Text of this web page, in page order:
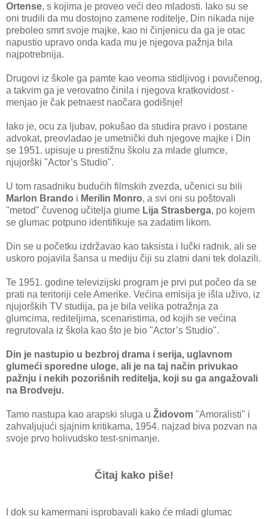
Ortense, s kojima je proveo veći deo mladosti. Iako su se
oni trudili da mu dostojno zamene roditelje, Din nikada nije
preboleo smrt svoje majke, kao ni činjenicu da ga je otac
napustio upravo onda kada mu je njegova pažnja bila
najpotrebnija.
Drugovi iz škole ga pamte kao veoma stidljivog i povučenog,
a takvim ga je verovatno činila i njegova kratkovidost -
menjao je čak petnaest naočara godišnje!
Iako je, ocu za ljubav, pokušao da studira pravo i postane
advokat, preovladao je umetnički duh njegove majke i Din
se 1951. upisuje u prestižnu školu za mlade glumce,
njujorški "Actor’s Studio".
U tom rasadniku budućih filmskih zvezda, učenici su bili
Marlon Brando i Merilin Monro, a svi oni su poštovali
"metod" čuvenog učitelja giume Lija Strasberga, po kojem
se glumac potpuno identifikuje sa zadatim likom.
Din se u početku izdržavao kao taksista i lučki radnik, ali se
uskoro pojavila šansa u mediju čiji su zlatni dani tek dolazili.
Te 1951. godine televizijski program je prvi put počeo da se
prati na teritoriji cele Amerike. Većina emisija je išla uživo, iz
njujorških TV studija, pa je bila velika potražnja za
glumcima, rediteljima, scenaristima, od kojih se većina
regrutovala iz škola kao što je bio "Actor’s Studio".
Din je nastupio u bezbroj drama i serija, uglavnom
glumeći sporedne uloge, ali je na taj način privukao
pažnju i nekih pozorišnih reditelja, koji su ga angažovali
na Brodveju.
Tamo nastupa kao arapski sluga u Židovom "Amoralisti" i
zahvaljujući sjajnim kritikama, 1954. najzad biva pozvan na
svoje prvo holivudsko test-snimanje.
Čitaj kako piše!
I dok su kamermani isprobavali kako će mladi glumac